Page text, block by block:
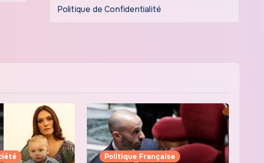
Politique de Confidentialité
Politique Française